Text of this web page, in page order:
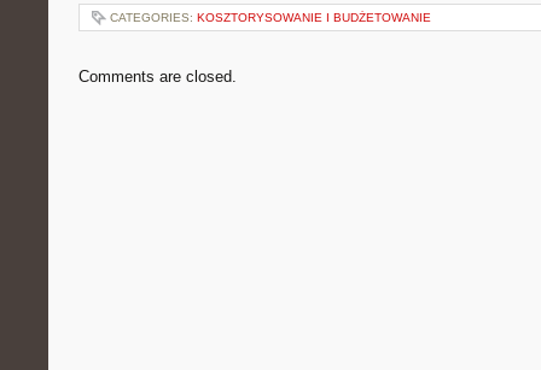
CATEGORIES: KOSZTORYSOWANIE I BUDŻETOWANIE
Comments are closed.